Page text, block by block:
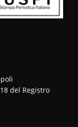
del Registro